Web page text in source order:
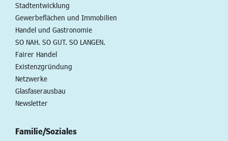
Stadtentwicklung
Gewerbeflächen und Immobilien
Handel und Gastronomie
SO NAH. SO GUT. SO LANGEN.
Fairer Handel
Existenzgründung
Netzwerke
Glasfaserausbau
Newsletter
Familie/Soziales